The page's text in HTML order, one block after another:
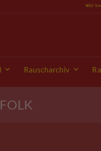
NEU:
Rauscharchiv